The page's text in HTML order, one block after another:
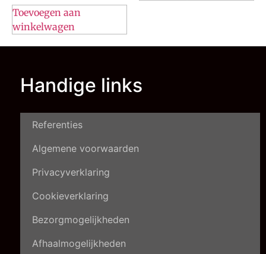
Toevoegen aan
winkelwagen
Handige links
Referenties
Algemene voorwaarden
Privacyverklaring
Cookieverklaring
Bezorgmogelijkheden
Afhaalmogelijkheden